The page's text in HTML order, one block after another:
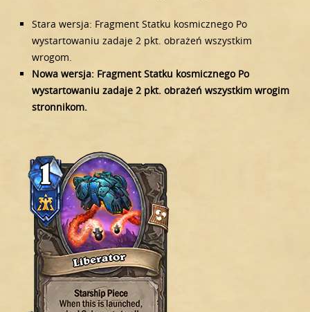
Stara wersja: Fragment Statku kosmicznego Po
wystartowaniu zadaje 2 pkt. obrażeń wszystkim
wrogom.
Nowa wersja: Fragment Statku kosmicznego Po
wystartowaniu zadaje 2 pkt. obrażeń wszystkim wrogim
stronnikom.